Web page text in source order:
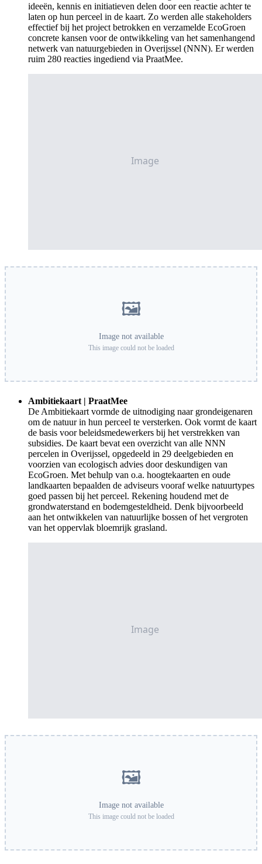
ideeën, kennis en initiatieven delen door een reactie achter te
laten op hun perceel in de kaart. Zo werden alle stakeholders
effectief bij het project betrokken en verzamelde EcoGroen
concrete kansen voor de ontwikkeling van het samenhangend
netwerk van natuurgebieden in Overijssel (NNN). Er werden
ruim 280 reacties ingediend via PraatMee.
🖼️
Image not available
This image could not be loaded
Ambitiekaart | PraatMee
De Ambitiekaart vormde de uitnodiging naar grondeigenaren
om de natuur in hun perceel te versterken. Ook vormt de kaart
de basis voor beleidsmedewerkers bij het verstrekken van
subsidies. De kaart bevat een overzicht van alle NNN
percelen in Overijssel, opgedeeld in 29 deelgebieden en
voorzien van ecologisch advies door deskundigen van
EcoGroen. Met behulp van o.a. hoogtekaarten en oude
landkaarten bepaalden de adviseurs vooraf welke natuurtypes
goed passen bij het perceel. Rekening houdend met de
grondwaterstand en bodemgesteldheid. Denk bijvoorbeeld
aan het ontwikkelen van natuurlijke bossen of het vergroten
van het oppervlak bloemrijk grasland.
🖼️
Image not available
This image could not be loaded